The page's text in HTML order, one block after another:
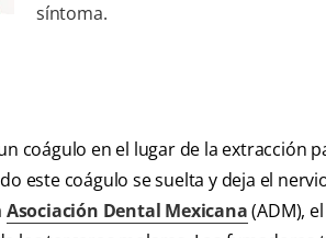
síntoma.
coágulo en el lugar de la extracción
este coágulo se suelta y deja el
Asociación Dental Mexicana(ADM),